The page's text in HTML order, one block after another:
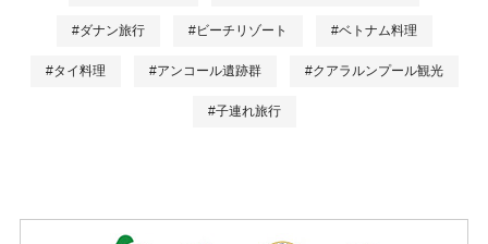
#ダナン旅行 #ビーチリゾート #ベトナム料理
#タイ料理 #アンコール遺跡群 #クアラルンプール観光
#子連れ旅行